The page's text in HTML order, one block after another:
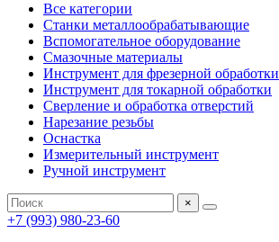
Все категории
Станки металлообрабатывающие
Вспомогательное оборудование
Смазочные материалы
Инструмент для фрезерной обработки
Инструмент для токарной обработки
Сверление и обработка отверстий
Нарезание резьбы
Оснастка
Измерительный инструмент
Ручной инструмент
×
+7 (993) 980-23-60